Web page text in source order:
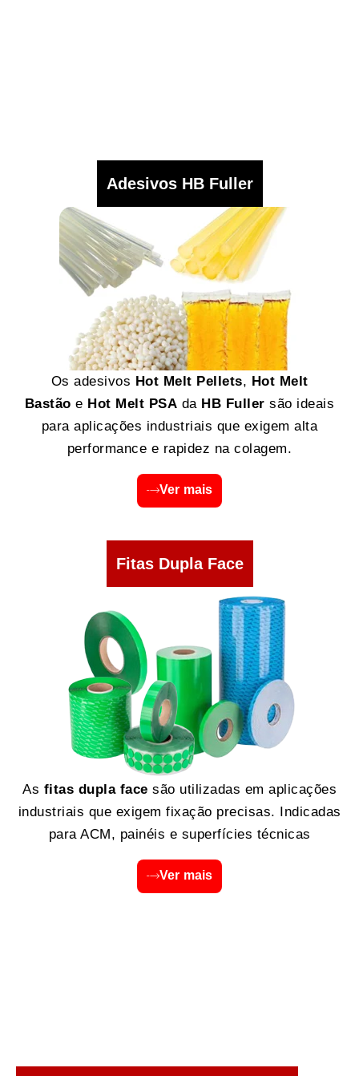
Adesivos HB Fuller
Os adesivos Hot Melt Pellets, Hot Melt
Bastão e Hot Melt PSA da HB Fuller são ideais
para aplicações industriais que exigem alta
performance e rapidez na colagem.
Ver mais
Fitas Dupla Face
As fitas dupla face são utilizadas em aplicações
industriais que exigem fixação precisas. Indicadas
para ACM, painéis e superfícies técnicas
Ver mais